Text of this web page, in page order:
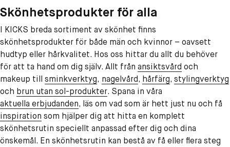
Skönhetsprodukter för alla
I KICKS breda sortiment av skönhet finns
skönhetsprodukter för både män och kvinnor – oavsett
hudtyp eller hårkvalitet. Hos oss hittar du allt du behöver
för att ta hand om dig själv. Allt från ansiktsvård och
makeup till sminkverktyg, nagelvård, hårfärg, stylingverktyg
och brun utan sol-produkter. Spana in våra
aktuella erbjudanden, läs om vad som är hett just nu och få
inspiration som hjälper dig att hitta en komplett
skönhetsrutin speciellt anpassad efter dig och dina
önskemål. En skönhetsrutin kan bestå av få eller flera steg